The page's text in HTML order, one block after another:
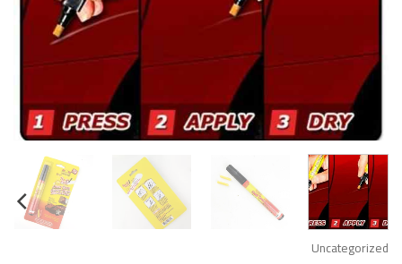
Uncategorized